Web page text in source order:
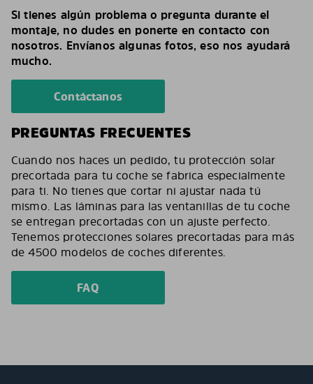
Si tienes algún problema o pregunta durante el
montaje, no dudes en ponerte en contacto con
nosotros. Envíanos algunas fotos, eso nos ayudará
mucho.
Contáctanos
PREGUNTAS FRECUENTES
Cuando nos haces un pedido, tu protección solar
precortada para tu coche se fabrica especialmente
para ti. No tienes que cortar ni ajustar nada tú
mismo. Las láminas para las ventanillas de tu coche
se entregan precortadas con un ajuste perfecto.
Tenemos protecciones solares precortadas para más
de 4500 modelos de coches diferentes.
FAQ